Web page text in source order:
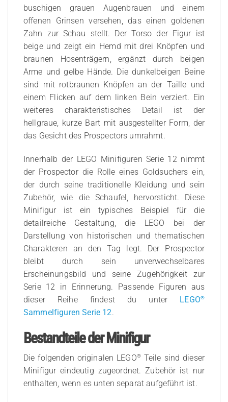
buschigen grauen Augenbrauen und einem
offenen Grinsen versehen, das einen goldenen
Zahn zur Schau stellt. Der Torso der Figur ist
beige und zeigt ein Hemd mit drei Knöpfen und
braunen Hosenträgern, ergänzt durch beigen
Arme und gelbe Hände. Die dunkelbeigen Beine
sind mit rotbraunen Knöpfen an der Taille und
einem Flicken auf dem linken Bein verziert. Ein
weiteres charakteristisches Detail ist der
hellgraue, kurze Bart mit ausgestellter Form, der
das Gesicht des Prospectors umrahmt.
Innerhalb der LEGO Minifiguren Serie 12 nimmt
der Prospector die Rolle eines Goldsuchers ein,
der durch seine traditionelle Kleidung und sein
Zubehör, wie die Schaufel, hervorsticht. Diese
Minifigur ist ein typisches Beispiel für die
detailreiche Gestaltung, die LEGO bei der
Darstellung von historischen und thematischen
Charakteren an den Tag legt. Der Prospector
bleibt durch sein unverwechselbares
Erscheinungsbild und seine Zugehörigkeit zur
Serie 12 in Erinnerung. Passende Figuren aus
dieser Reihe findest du unter LEGO®
Sammelfiguren Serie 12.
Bestandteile der Minifigur
Die folgenden originalen LEGO®Teile sind dieser
Minifigur eindeutig zugeordnet. Zubehör ist nur
enthalten, wenn es unten separat aufgeführt ist.